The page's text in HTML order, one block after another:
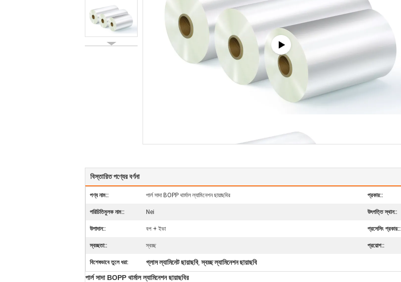
বিস্তারিত পণ্যের বর্ণনা
পণ্য নাম:: পার্ল সাদা BOPP থার্মাল ল্যামিনেশন ছায়াছবির প্রকার::
পরিচিতিমুলক নাম:: Nei উৎপত্তি স্থান::
উপাদান:: বপ + ইভা প্রসেসিং প্রকার::
স্বচ্ছতা:: স্বচ্ছ প্রয়োগ::
বিশেষভাবে তুলে ধরা: গ্লাস ল্যামিনেট ছায়াছবি,স্বচ্ছ ল্যামিনেশন ছায়াছবি
পার্ল সাদা BOPP থার্মাল ল্যামিনেশন ছায়াছবির